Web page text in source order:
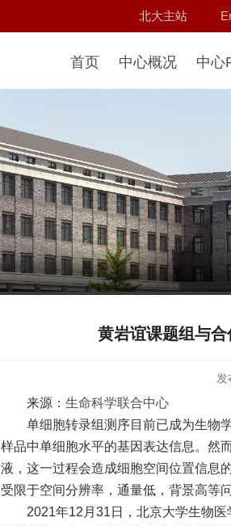
北大主站
首页 中心概况 中心
黄岩谊课题组与
发
来源： 生命科学联合中心
单细胞转录组测序目前已成为生物学
样品中单细胞水平的基因表达信息。然
液，这一过程会造成细胞空间位置信息
受限于空间分辨率，通量低，背景高等问
2021年12月31日，北京大学生物医